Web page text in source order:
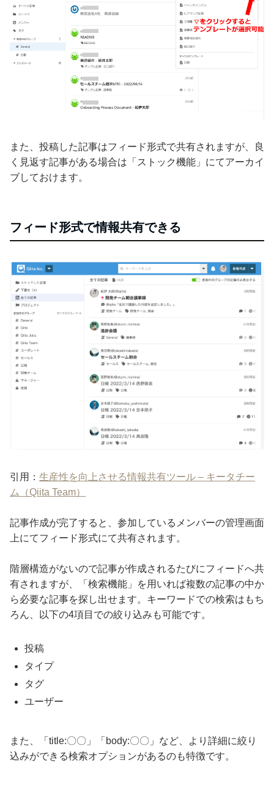
また、投稿した記事はフィード形式で共有されますが、良
く見返す記事がある場合は「ストック機能」にてアーカイ
ブしておけます。
フィード形式で情報共有できる
引用： 生産性を向上させる情報共有ツール – キータチー
ム（Qiita Team）
記事作成が完了すると、参加しているメンバーの管理画面
上にてフィード形式にて共有されます。
階層構造がないので記事が作成されるたびにフィードへ共
有されますが、「検索機能」を用いれば複数の記事の中か
ら必要な記事を探し出せます。キーワードでの検索はもち
ろん、以下の4項目での絞り込みも可能です。
投稿
タイプ
タグ
ユーザー
また、「title:〇〇」「body:〇〇」など、より詳細に絞り
込みができる検索オプションがあるのも特徴です。